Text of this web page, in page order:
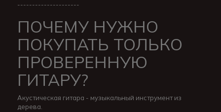
---------------------
ПОЧЕМУ НУЖНО
ПОКУПАТЬ ТОЛЬКО
ПРОВЕРЕННУЮ
ГИТАРУ?
Акустическая гитара - музыкальный инструмент из
дерева.